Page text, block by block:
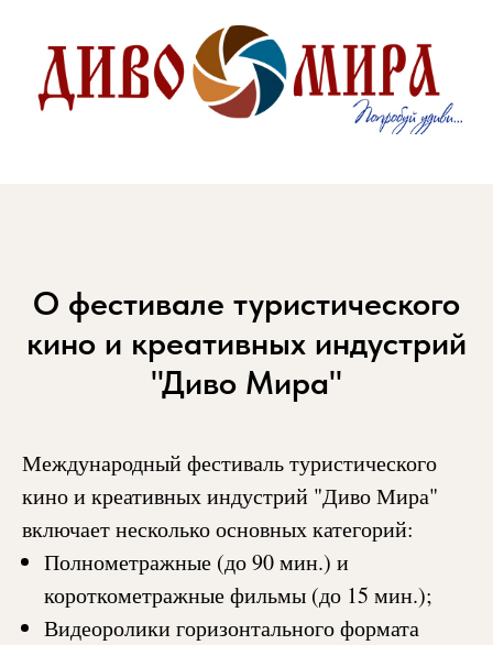
О фестивале туристического
кино и креативных индустрий
"Диво Мира"
Международный фестиваль туристического
кино и креативных индустрий "Диво Мира"
включает несколько основных категорий:
Полнометражные (до 90 мин.) и
короткометражные фильмы (до 15 мин.);
Видеоролики горизонтального формата